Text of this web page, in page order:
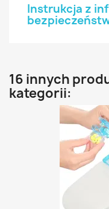
Instrukcja z
16 innych
kategorii: